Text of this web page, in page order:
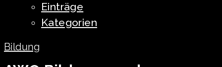
Einträge
Kategorien
Bildung